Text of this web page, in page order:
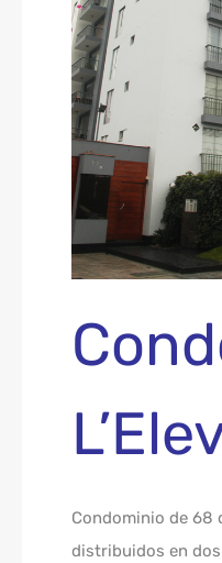
Condominio de 68
distribuidos en dos